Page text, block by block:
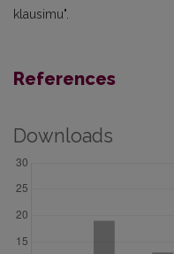
klausimu".
References
Downloads